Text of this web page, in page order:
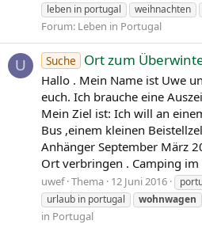
leben in portugal
weihnachten
Forum: Leben in Portugal
U Suche Ort zum
Hallo . Mein Name ist Uwe
euch. Ich brauche eine
Mein Ziel ist: Ich will an
Bus ,einem kleinen
Anhänger September März
Ort verbringen . Camping im
uwef Thema 12 Juni 2016
urlaub in portugal
wohnwagen
in Portugal